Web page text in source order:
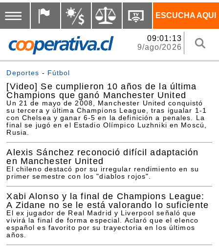
ESCUCHA AQUI
09:01:13
9/ago/2026
Deportes - Fútbol
[Video] Se cumplieron 10 años de la última
Champions que ganó Manchester United
Un 21 de mayo de 2008, Manchester United conquistó
su tercera y última Champions League, tras igualar 1-1
con Chelsea y ganar 6-5 en la definición a penales. La
final se jugó en el Estadio Olímpico Luzhniki en Moscú,
Rusia.
Alexis Sánchez reconoció difícil adaptación
en Manchester United
El chileno destacó por su irregular rendimiento en su
primer semestre con los "diablos rojos".
Xabi Alonso y la final de Champions League:
A Zidane no se le está valorando lo suficiente
El ex jugador de Real Madrid y Liverpool señaló que
vivirá la final de forma especial. Aclaró que el elenco
español es favorito por su trayectoria en los últimos
años.